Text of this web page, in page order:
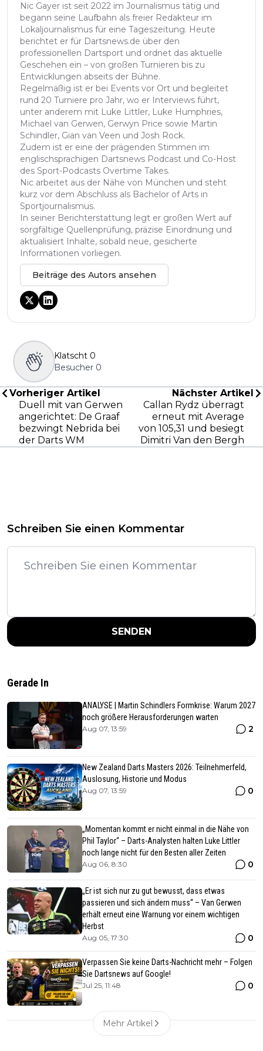
Nic Gayer ist seit 2022 im Journalismus tätig und
begann seine Laufbahn als freier Redakteur im
Lokaljournalismus für eine Tageszeitung. Heute
berichtet er für Dartsnews.de über den
professionellen Dartsport und ordnet das aktuelle
Geschehen ein – von großen Turnieren bis zu
Entwicklungen abseits der Bühne.
Regelmäßig ist er bei Events vor Ort und begleitet
rund 20 Turniere pro Jahr, wo er Interviews führt,
unter anderem mit Luke Littler, Luke Humphries,
Michael van Gerwen, Gerwyn Price sowie Martin
Schindler, Gian van Veen und Josh Rock.
Zudem ist er eine der prägenden Stimmen im
englischsprachigen Dartsnews Podcast und Co-Host
des Sport-Podcasts Overtime Takes.
Nic arbeitet aus der Nähe von München und steht
kurz vor dem Abschluss als Bachelor of Arts in
Sportjournalismus.
In seiner Berichterstattung legt er großen Wert auf
sorgfältige Quellenprüfung, präzise Einordnung und
aktualisiert Inhalte, sobald neue, gesicherte
Informationen vorliegen.
Beiträge des Autors ansehen
Klatscht 0
Besucher 0
Vorheriger Artikel
Duell mit van Gerwen
angerichtet: De Graaf
bezwingt Nebrida bei
der Darts WM
Nächster Artikel
Callan Rydz überragt
erneut mit Average
von 105,31 und besiegt
Dimitri Van den Bergh
Schreiben Sie einen Kommentar
SENDEN
Gerade In
ANALYSE | Martin Schindlers Formkrise: Warum 2027
noch größere Herausforderungen warten
Aug 07, 13:59 2
New Zealand Darts Masters 2026: Teilnehmerfeld,
Auslosung, Historie und Modus
Aug 07, 13:59 0
„Momentan kommt er nicht einmal in die Nähe von
Phil Taylor“ – Darts-Analysten halten Luke Littler
noch lange nicht für den Besten aller Zeiten
Aug 06, 8:30 0
„Er ist sich nur zu gut bewusst, dass etwas
passieren und sich ändern muss“ – Van Gerwen
erhält erneut eine Warnung vor einem wichtigen
Herbst
Aug 05, 17:30 0
Verpassen Sie keine Darts-Nachricht mehr – Folgen
Sie Dartsnews auf Google!
Jul 25, 11:48 0
Mehr Artikel